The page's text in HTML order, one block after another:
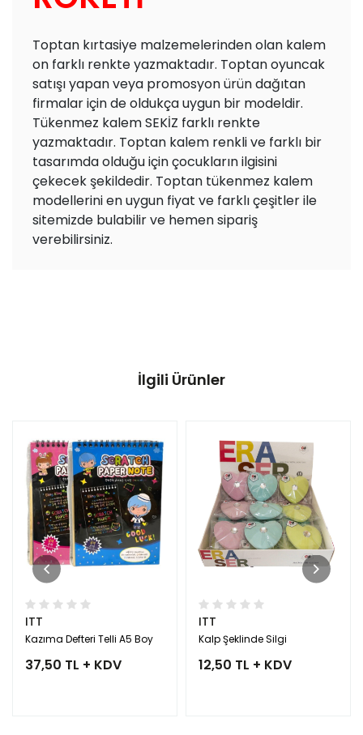
Toptan kırtasiye malzemelerinden olan kalem
on farklı renkte yazmaktadır. Toptan oyuncak
satışı yapan veya promosyon ürün dağıtan
firmalar için de oldukça uygun bir modeldir.
Tükenmez kalem SEKİZ farklı renkte
yazmaktadır. Toptan kalem renkli ve farklı bir
tasarımda olduğu için çocukların ilgisini
çekecek şekildedir. Toptan tükenmez kalem
modellerini en uygun fiyat ve farklı çeşitler ile
sitemizde bulabilir ve hemen sipariş
verebilirsiniz.
İlgili Ürünler
ITT
Kazıma Defteri Telli A5 Boy
37,50 TL + KDV
ITT
Kalp Şeklinde Silgi
12,50 TL + KDV